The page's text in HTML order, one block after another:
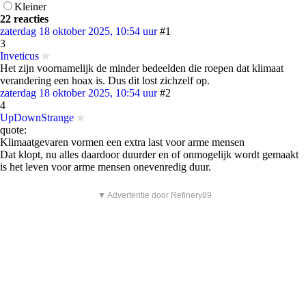
Kleiner
22 reacties
zaterdag 18 oktober 2025, 10:54 uur #1
3
Inveticus
Het zijn voornamelijk de minder bedeelden die roepen dat klimaat
verandering een hoax is. Dus dit lost zichzelf op.
zaterdag 18 oktober 2025, 10:54 uur #2
4
UpDownStrange
quote:
Klimaatgevaren vormen een extra last voor arme mensen
Dat klopt, nu alles daardoor duurder en of onmogelijk wordt gemaakt
is het leven voor arme mensen onevenredig duur.
▼ Advertentie door Refinery89